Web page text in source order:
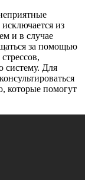
из
и в случае
за помощью
систему. Для
которые помогут